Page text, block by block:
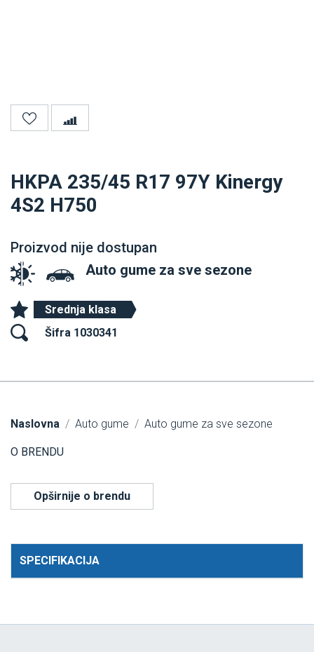
HKPA 235/45 R17 97Y Kinergy
4S2 H750
Proizvod nije dostupan
Auto gume za sve sezone
Srednja klasa
Šifra 1030341
Naslovna Auto gume Auto gume za sve sezone
O BRENDU
Opširnije o brendu
SPECIFIKACIJA